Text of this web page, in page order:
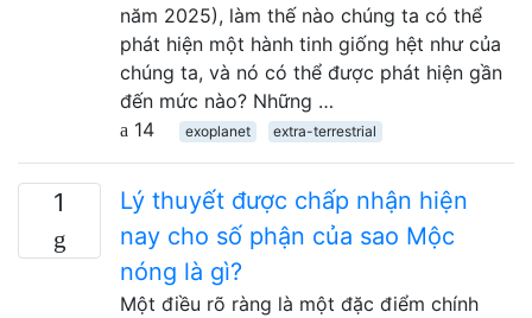
năm 2025), làm thế nào chúng ta có thể
phát hiện một hành tinh giống hệt như của
chúng ta, và nó có thể được phát hiện gần
đến mức nào? Những …
14
exoplanet extra-terrestrial
1
Lý thuyết được chấp nhận hiện
nay cho số phận của sao Mộc
nóng là gì?
Một điều rõ ràng là một đặc điểm chính